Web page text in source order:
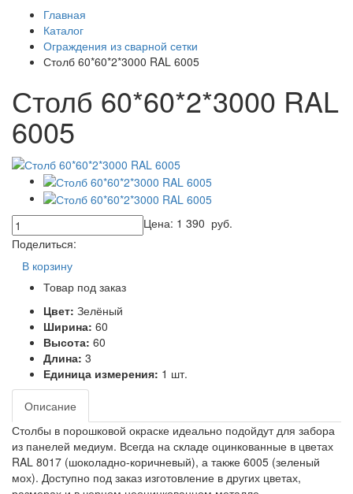
Главная
Каталог
Ограждения из сварной сетки
Столб 60*60*2*3000 RAL 6005
Столб 60*60*2*3000 RAL
6005
Цена: 1 390 руб.
Поделиться:
В корзину
Товар под заказ
Цвет: Зелёный
Ширина: 60
Высота: 60
Длина: 3
Единица измерения: 1 шт.
Описание
Столбы в порошковой окраске идеально подойдут для забора
из панелей медиум. Всегда на складе оцинкованные в цветах
RAL 8017 (шоколадно-коричневый), а также 6005 (зеленый
мох). Доступно под заказ изготовление в других цветах,